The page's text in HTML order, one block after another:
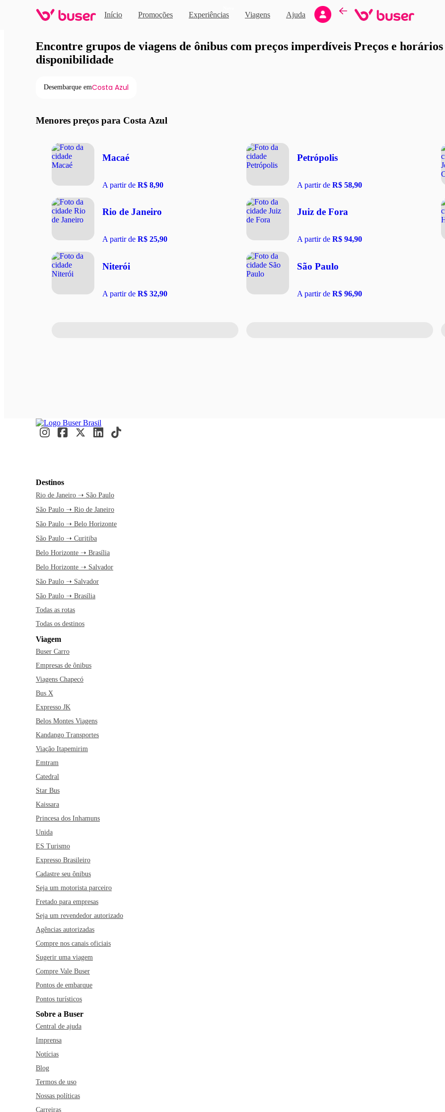
Início Promoções Experiências Viagens Ajuda
Viagens de ônibus em promoção
Encontre grupos de viagens de ônibus com preços imperdíveis Preços e horários
disponibilidade
Desembarque emCosta Azul
Menores preços para Costa Azul
Macaé
A partir de R$ 8,90
Rio de Janeiro
A partir de R$ 25,90
Niterói
A partir de R$ 32,90
Petrópolis
A partir de R$ 58,90
Juiz de Fora
A partir de R$ 94,90
São Paulo
A partir de R$ 96,90
Destinos
Rio de Janeiro ➝ São Paulo
São Paulo ➝ Rio de Janeiro
São Paulo ➝ Belo Horizonte
São Paulo ➝ Curitiba
Belo Horizonte ➝ Brasília
Belo Horizonte ➝ Salvador
São Paulo ➝ Salvador
São Paulo ➝ Brasília
Todas as rotas
Todas os destinos
Viagem
Buser Carro
Empresas de ônibus
Viagens Chapecó
Bus X
Expresso JK
Belos Montes Viagens
Kandango Transportes
Viação Itapemirim
Emtram
Catedral
Star Bus
Kaissara
Princesa dos Inhamuns
Unida
ES Turismo
Expresso Brasileiro
Cadastre seu ônibus
Seja um motorista parceiro
Fretado para empresas
Seja um revendedor autorizado
Agências autorizadas
Compre nos canais oficiais
Sugerir uma viagem
Compre Vale Buser
Pontos de embarque
Pontos turísticos
Sobre a Buser
Central de ajuda
Imprensa
Notícias
Blog
Termos de uso
Nossas políticas
Carreiras